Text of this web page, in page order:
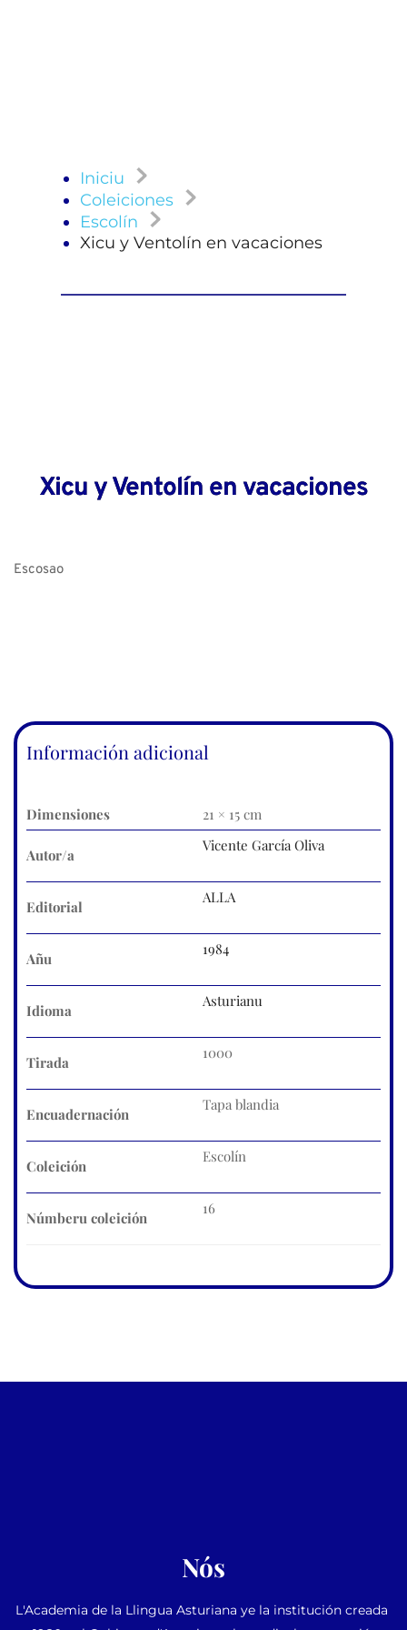
Iniciu
Coleiciones
Escolín
Xicu y Ventolín en vacaciones
Xicu y Ventolín en vacaciones
Escosao
Información adicional
Dimensiones 21 × 15 cm
Autor/a
Vicente García Oliva
Editorial
ALLA
Añu
1984
Idioma
Asturianu
Tirada
1000
Encuadernación
Tapa blandia
Coleición
Escolín
Númberu coleición
16
Nós
L'Academia de la Llingua Asturiana ye la institución creada